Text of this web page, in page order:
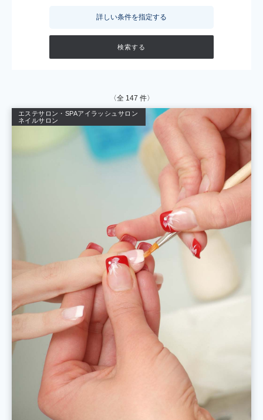
詳しい条件を指定する
〈全 147 件〉
エステサロン・SPAアイラッシュサロン
ネイルサロン